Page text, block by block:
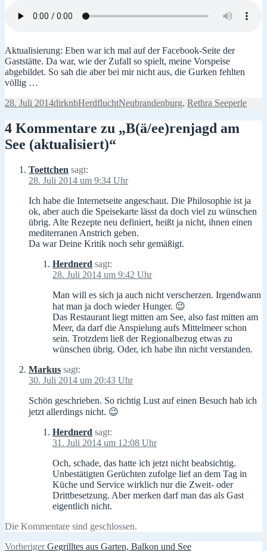
Aktualisierung: Eben war ich mal auf der Facebook-Seite der
Gaststätte. Da war, wie der Zufall so spielt, meine Vorspeise
abgebildet. So sah die aber bei mir nicht aus, die Gurken fehlten
völlig …
Veröffentlicht
28. Juli 2014Autor
dirknbKategorien
HerdfluchtSchlagwörter
Neubrandenburg, Rethra Seeperle
4 Kommentare zu „B(ä/ee)renjagd am
See (aktualisiert)“
Toettchen sagt:
28. Juli 2014 um 9:34 Uhr
Ich habe die Internetseite angeschaut. Die Philosophie ist ja
ok, aber auch die Speisekarte lässt da doch viel zu wünschen
übrig. Alte Rezepte neu definiert, heißt ja nicht, ihnen einen
mediterranen Anstrich geben.
Da war Deine Kritik noch sehr gemäßigt.
Herdnerd sagt:
28. Juli 2014 um 9:42 Uhr
Man will es sich ja auch nicht verscherzen. Irgendwann
hat man ja doch wieder Hunger. 😉
Das Restaurant liegt mitten am See, also fast mitten am
Meer, da darf die Anspielung aufs Mittelmeer schon
sein. Trotzdem ließ der Regionalbezug etwas zu
wünschen übrig. Oder, ich habe ihn nicht verstanden.
Markus sagt:
30. Juli 2014 um 20:43 Uhr
Schön geschrieben. So richtig Lust auf einen Besuch hab ich
jetzt allerdings nicht. 😉
Herdnerd sagt:
31. Juli 2014 um 12:08 Uhr
Och, schade, das hatte ich jetzt nicht beabsichtig.
Unbestätigten Gerüchten zufolge lief an dem Tag in
Küche und Service wirklich nur die Zweit- oder
Drittbesetzung. Aber merken darf man das als Gast
eigentlich nicht.
Die Kommentare sind geschlossen.
Vorheriger Vorheriger
Gegrilltes aus Garten, Balkon und See